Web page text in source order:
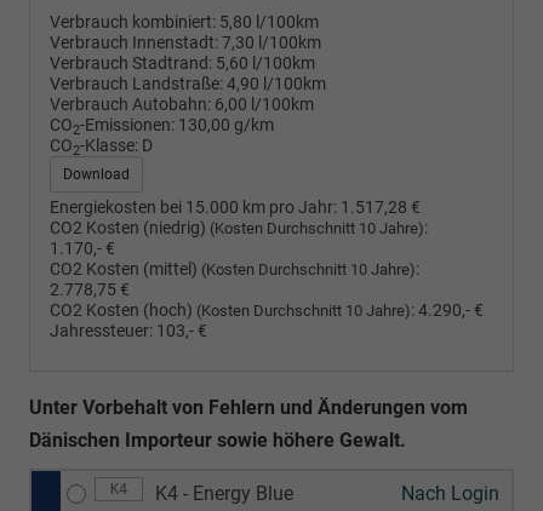
Verbrauch kombiniert: 5,80 l/100km
Verbrauch Innenstadt:7,30 l/100km
Verbrauch Stadtrand: 5,60 l/100km
Verbrauch Landstraße:4,90 l/100km
Verbrauch Autobahn: 6,00 l/100km
CO2-Emissionen: 130,00 g/km
CO2-Klasse: D
Download
Energiekosten bei 15.000 km pro Jahr: 1.517,28 €
CO2 Kosten (niedrig) (Kosten Durchschnitt 10 Jahre):
1.170,- €
CO2 Kosten (mittel) (Kosten Durchschnitt 10 Jahre):
2.778,75 €
CO2 Kosten (hoch) (Kosten Durchschnitt 10 Jahre):4.290,- €
Jahressteuer: 103,- €
Unter Vorbehalt von Fehlern und Änderungen vom
Dänischen Importeur sowie höhere Gewalt.
K4 K4 - Energy Blue Nach Login